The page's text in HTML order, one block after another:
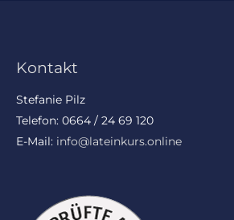
Kontakt
Stefanie Pilz
Telefon: 0664 / 24 69 120
E-Mail: info@lateinkurs.online